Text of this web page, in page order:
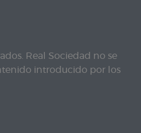
Real Sociedad no se
introducido por los